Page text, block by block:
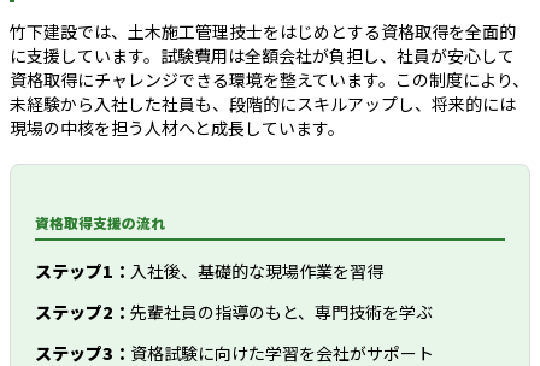
竹下建設では、土木施工管理技士をはじめとする資格取得を全面的
に支援しています。試験費用は全額会社が負担し、社員が安心して
資格取得にチャレンジできる環境を整えています。この制度により、
未経験から入社した社員も、段階的にスキルアップし、将来的には
現場の中核を担う人材へと成長しています。
資格取得支援の流れ
ステップ1： 入社後、基礎的な現場作業を習得
ステップ2： 先輩社員の指導のもと、専門技術を学ぶ
ステップ3： 資格試験に向けた学習を会社がサポート